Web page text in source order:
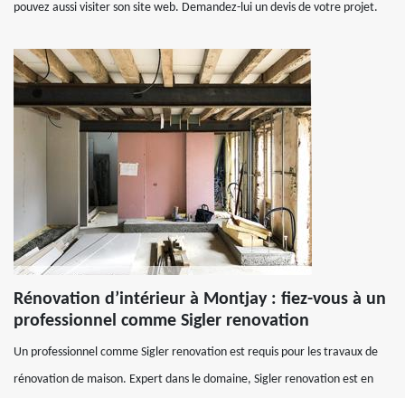
pouvez aussi visiter son site web. Demandez-lui un devis de votre projet.
Rénovation d’intérieur à Montjay : fiez-vous à un
professionnel comme Sigler renovation
Un professionnel comme Sigler renovation est requis pour les travaux de
rénovation de maison. Expert dans le domaine, Sigler renovation est en